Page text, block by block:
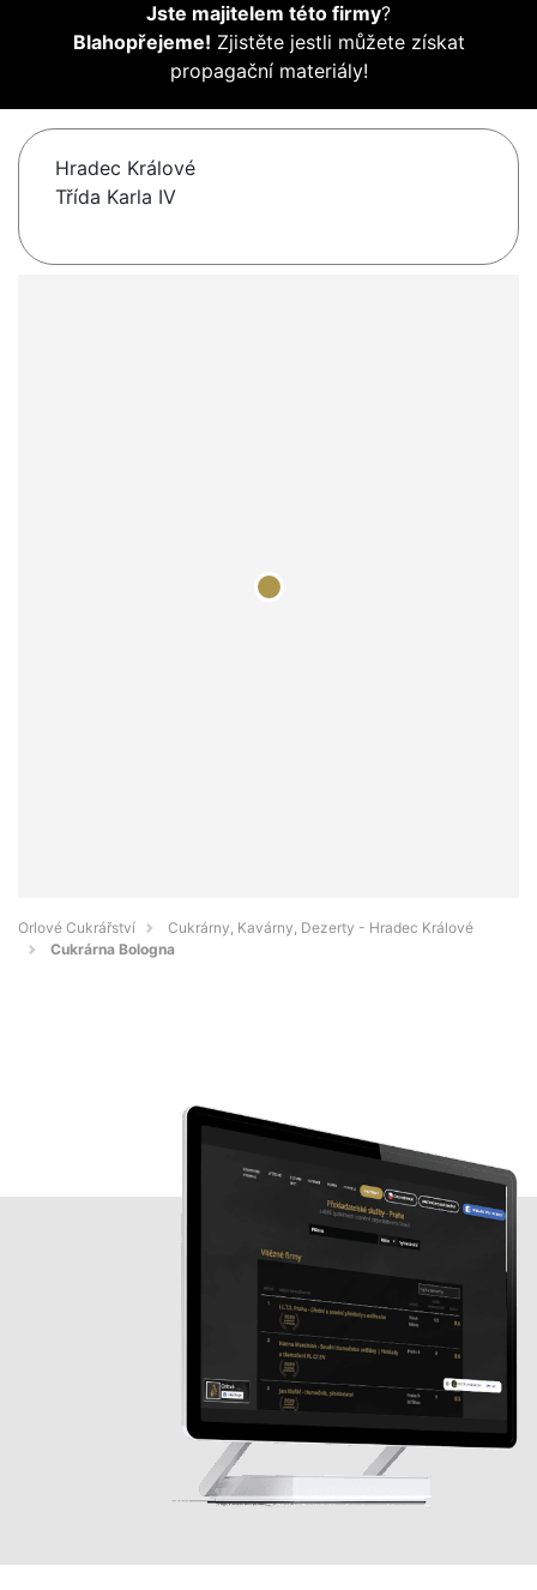
Jste majitelem této firmy?
Blahopřejeme! Zjistěte jestli můžete získat
propagační materiály!
Hradec Králové
Třída Karla IV
Orlové Cukrářství
Cukrárny, Kavárny, Dezerty - Hradec Králové
Cukrárna Bologna